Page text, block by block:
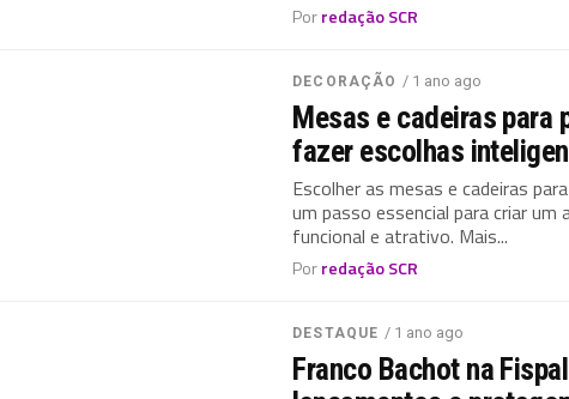
Porredação SCR
DECORAÇÃO / 1 ano ago
Mesas e cadeiras para
fazer escolhas
Escolher as mesas e cadeiras
um passo essencial para criar um
funcional e atrativo. Mais...
Porredação SCR
DESTAQUE / 1 ano ago
Franco Bachot na